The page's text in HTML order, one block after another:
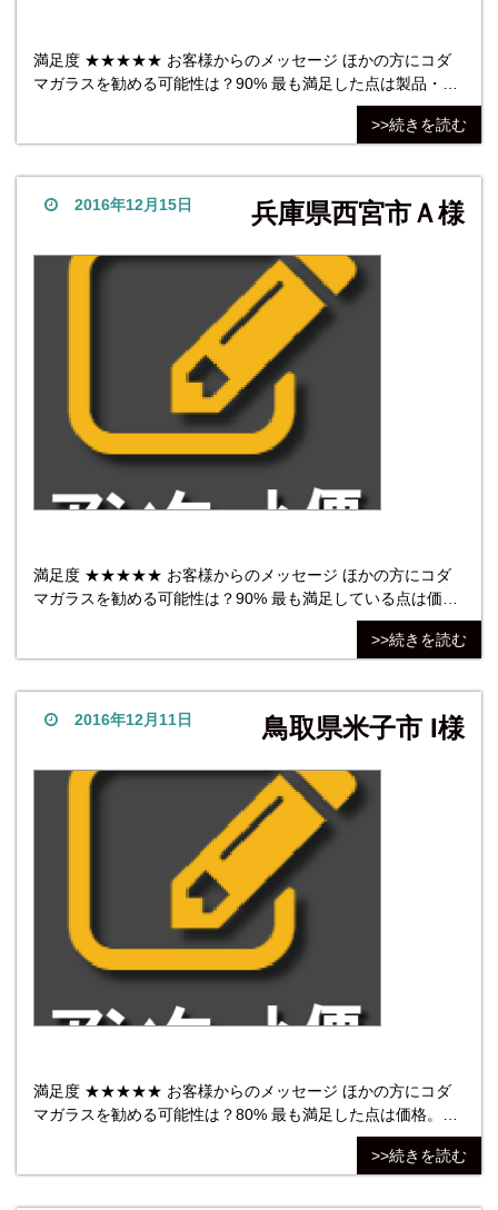
満足度 ★★★★★ お客様からのメッセージ ほかの方にコダ
マガラスを勧める可能性は？90% 最も満足した点は製品・仕
上がり。最も不満だった点は特にないです、。 株式会社コダ
>>続きを読む
2016年12月15日 兵庫県西宮市Ａ様
満足度 ★★★★★ お客様からのメッセージ ほかの方にコダ
マガラスを勧める可能性は？90% 最も満足している点は価
格。他社との比較でも良かったです。最も不満だった点は不
満はなかったです。たびたびの連絡もありがたく、大変仕上
>>続きを読む
2016年12月11日 鳥取県米子市 I様
満足度 ★★★★★ お客様からのメッセージ ほかの方にコダ
マガラスを勧める可能性は？80% 最も満足した点は価格。最
オーダーが可能で、耐熱ガラスを取り扱っていた。加えて厚
>>続きを読む